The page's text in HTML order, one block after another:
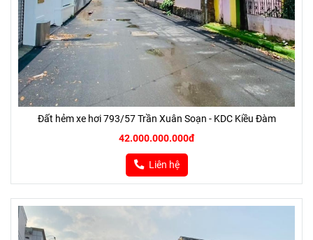
Đất hẻm xe hơi 793/57 Trần Xuân Soạn - KDC Kiều Đàm
42.000.000.000đ
Liên hệ